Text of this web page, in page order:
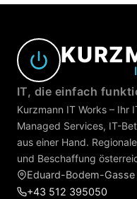
IT, die einfach
Kurzmann IT Works – Ihr
Managed Services, IT-
aus einer Hand.
und Beschaffung
Eduard-Bodem-
+43 512 395050